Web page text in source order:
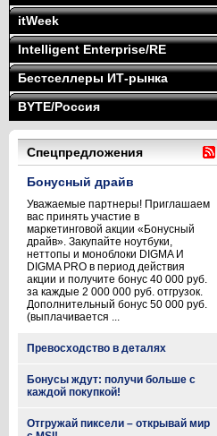
itWeek
Intelligent Enterprise/RE
Бестселлеры ИТ-рынка
BYTE/Россия
Спецпредложения
Бонусный драйв
Уважаемые партнеры! Приглашаем
вас принять участие в
маркетинговой акции «Бонусный
драйв». Закупайте ноутбуки,
неттопы и моноблоки DIGMA И
DIGMA PRO в период действия
акции и получите бонус 40 000 руб.
за каждые 2 000 000 руб. отгрузок.
Дополнительный бонус 50 000 руб.
(выплачивается ...
Превосходство в деталях
Бонусы ждут: получи больше с
каждой покупкой!
Отгружай пиксели – открывай мир